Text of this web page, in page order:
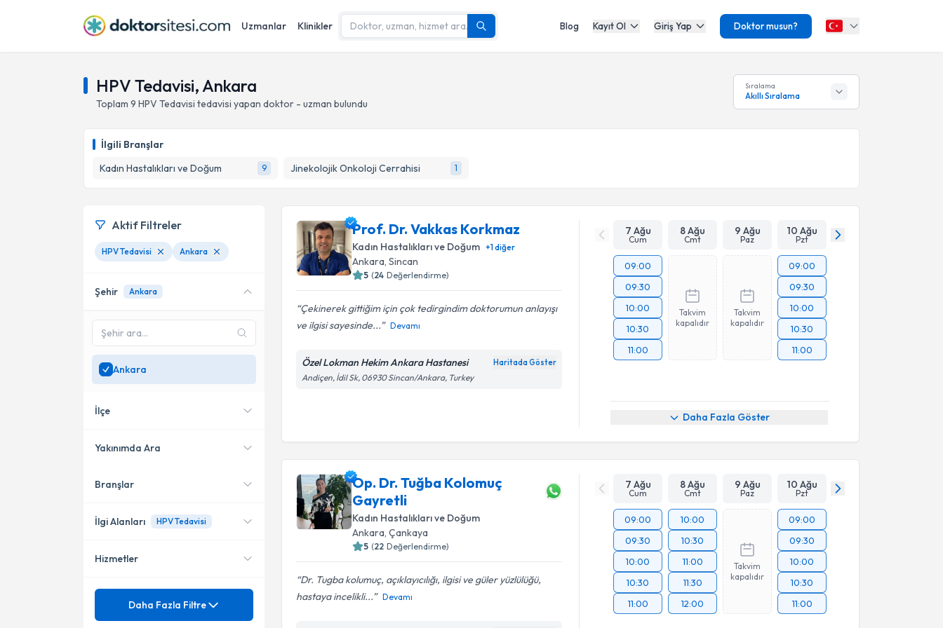
Uzmanlar Klinikler Blog Kayıt Ol Giriş Yap Doktor musun?
HPV Tedavisi, Ankara
Toplam 9 HPV Tedavisi tedavisi yapan doktor - uzman bulundu
Sıralama
Akıllı Sıralama
İlgili Branşlar
Kadın Hastalıkları ve Doğum
9 Jinekolojik Onkoloji Cerrahisi 1
Prof. Dr. Vakkas Korkmaz
Kadın Hastalıkları ve Doğum +1diğer
Ankara, Sincan
5 (24 Değerlendirme)
Çekinerek gittiğim için çok tedirgindim doktorumun anlayışı
ve ilgisi sayesinde...
Devamı
Özel Lokman Hekim Ankara Hastanesi Haritada Göster
Andiçen, İdil Sk, 06930 Sincan/Ankara, Turkey
7 Ağu
Cum
8 Ağu
Cmt
9 Ağu
Paz
10 Ağu
Pzt
09:00
09:30
10:00
10:30
11:00
Takvim
kapalıdır
Takvim
kapalıdır
09:00
09:30
10:00
10:30
11:00
Daha Fazla Göster
Op. Dr. Tuğba Kolomuç
Gayretli
Kadın Hastalıkları ve Doğum
Ankara , Çankaya
5 (22 Değerlendirme)
Dr. Tugba kolumuç, açıklayıcılığı, ilgisi ve güler yüzlülüğü,
hastaya incelikli...
Devamı
7 Ağu
Cum
8 Ağu
Cmt
9 Ağu
Paz
10 Ağu
Pzt
09:00
09:30
10:00
10:30
11:00
10:00
10:30
11:00
11:30
12:00
Takvim
kapalıdır
09:00
09:30
10:00
10:30
11:00
Aktif Filtreler
HPV Tedavisi Ankara
Şehir Ankara
Ankara
İlçe
Çankaya
Etimesgut
Yakınımda Ara
Konumuma yakın uzmanları
Branşlar
Kadın Hastalıkları ve Doğum
Jinekolojik Onkoloji Cerrahisi
İlgi Alanları HPV Tedavisi
HPV Tedavisi
Hizmetler
Mezuniyet
Daha Fazla Filtre